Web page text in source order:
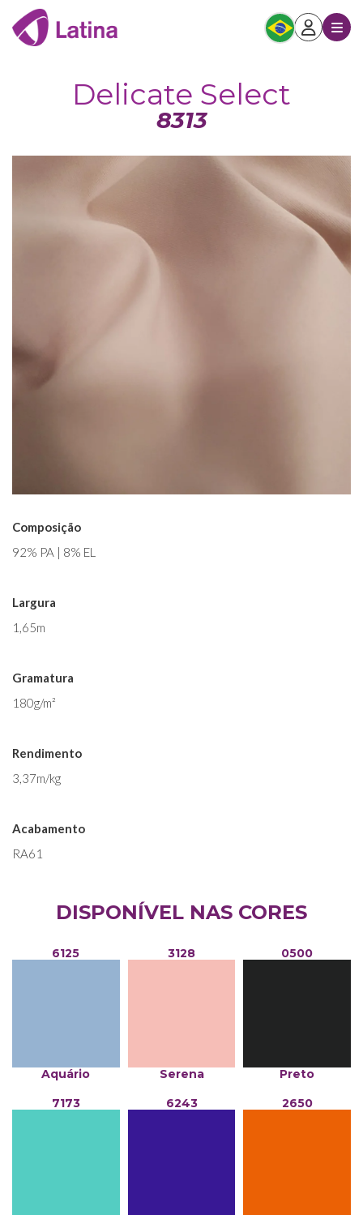
Delicate Select
8313
Composição
92% PA | 8% EL
Largura
1,65m
Gramatura
180g/m²
Rendimento
3,37m/kg
Acabamento
RA61
DISPONÍVEL NAS CORES
6125
Aquário
3128
Serena
0500
Preto
7173
6243 2650